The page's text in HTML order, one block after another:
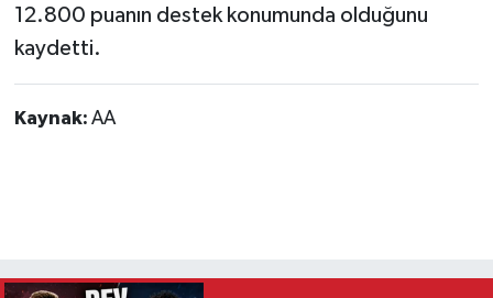
12.800 puanın destek konumunda olduğunu
kaydetti.
Kaynak: AA